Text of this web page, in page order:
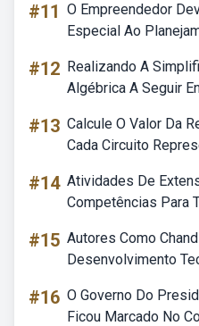
#11 O Empreendedor
Especial Ao
#12 Realizando A
Algébrica A Seguir
#13 Calcule O Valor Da
Cada Circuito
#14 Atividades De
Competências Para
#15 Autores Como
Desenvolvimento
#16 O Governo Do
Ficou Marcado No